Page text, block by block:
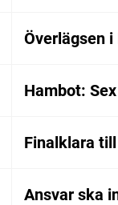
Överlägsen
Hambot:
Finalklara
Ansvar ska